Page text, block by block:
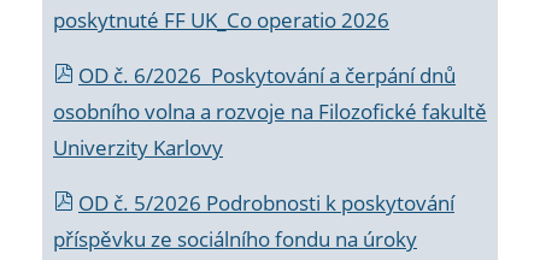
poskytnuté FF UK_Co operatio 2026
OD č. 6/2026 Poskytování a čerpání dnů
osobního volna a rozvoje na Filozofické fakultě
Univerzity Karlovy
OD č. 5/2026 Podrobnosti k poskytování
příspěvku ze sociálního fondu na úroky